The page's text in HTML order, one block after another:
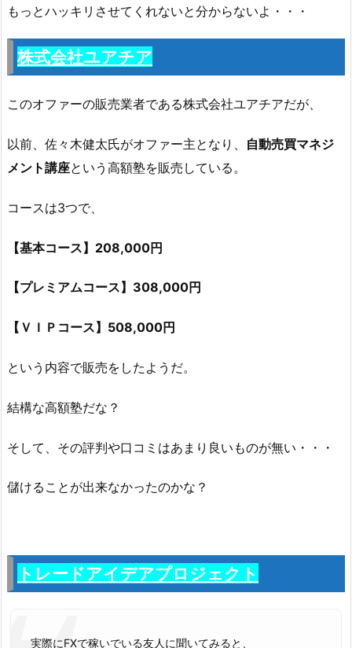
もっとハッキリさせてくれないと分からないよ・・・
株式会社ユアチア
このオファーの販売業者である株式会社ユアチアだが、
以前、佐々木健太氏がオファー主となり、 自動売買マネジ
メント講座という高額塾を販売している。
コースは3つで、
【基本コース】208,000円
【プレミアムコース】308,000円
【ＶＩＰコース】508,000円
という内容で販売をしたようだ。
結構な高額塾だな？
そして、その評判や口コミはあまり良いものが無い・・・
儲けることが出来なかったのかな？
トレードアイデアプロジェクト
実際にFXで稼いでいる友人に聞いてみると、